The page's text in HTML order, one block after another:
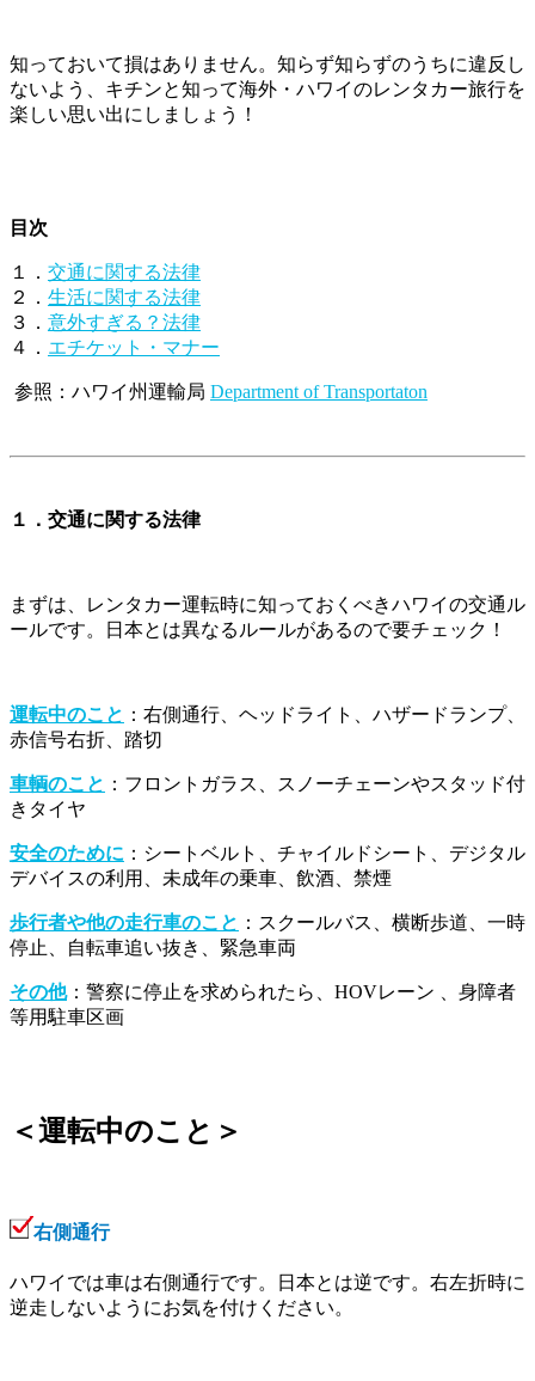
知っておいて損はありません。知らず知らずのうちに違反し
ないよう、キチンと知って海外・ハワイのレンタカー旅行を
楽しい思い出にしましょう！
目次
１． 交通に関する法律
２． 生活に関する法律
３． 意外すぎる？法律
４． エチケット・マナー
参照：ハワイ州運輸局 Department of Transportaton
１．交通に関する法律
まずは、レンタカー運転時に知っておくべきハワイの交通ル
ールです。日本とは異なるルールがあるので要チェック！
運転中のこと ：右側通行、ヘッドライト、ハザードランプ、
赤信号右折、踏切
車輌のこと ：フロントガラス、スノーチェーンやスタッド付
きタイヤ
安全のために ：シートベルト、チャイルドシート、デジタル
デバイスの利用、未成年の乗車、飲酒、禁煙
歩行者や他の走行車のこと ：スクールバス、横断歩道、一時
停止、自転車追い抜き、緊急車両
その他：警察に停止を求められたら、HOVレーン 、身障者
等用駐車区画
＜運転中のこと＞
右側通行
ハワイでは車は右側通行です。日本とは逆です。右左折時に
逆走しないようにお気を付けください。